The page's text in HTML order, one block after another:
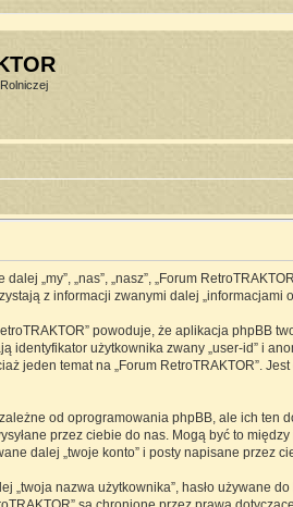
„my”, „nas”, „nasz”, „Forum
z informacji zwanymi dalej
powoduje, że aplikacja phpBB
użytkownika zwany „user-id” i
jeden temat na „Forum RetroTRAKTOR”.
od oprogramowania phpBB, ale ich
przez ciebie do nas. Mogą być to
dalej „twoje konto” i posty napisane przez
nazwa użytkownika”, hasło używane